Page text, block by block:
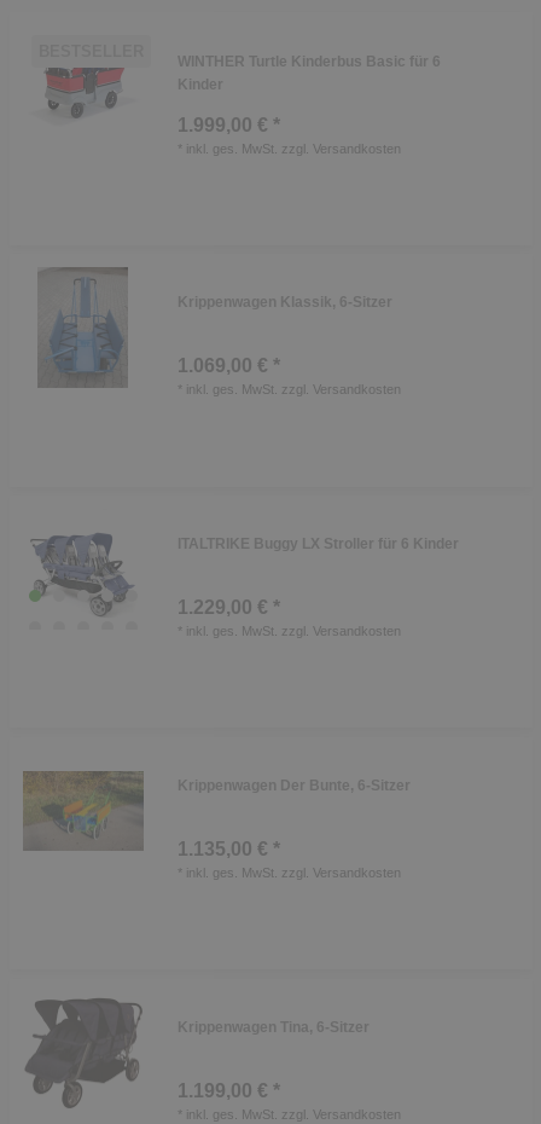
WINTHER Turtle Kinderbus Basic für 6
Kinder
1.999,00 € *
* inkl. ges. MwSt. zzgl. Versandkosten
Krippenwagen Klassik, 6-Sitzer
1.069,00 € *
* inkl. ges. MwSt. zzgl. Versandkosten
ITALTRIKE Buggy LX Stroller für 6 Kinder
1.229,00 € *
* inkl. ges. MwSt. zzgl. Versandkosten
Krippenwagen Der Bunte, 6-Sitzer
1.135,00 € *
* inkl. ges. MwSt. zzgl. Versandkosten
Krippenwagen Tina, 6-Sitzer
1.199,00 € *
* inkl. ges. MwSt. zzgl. Versandkosten